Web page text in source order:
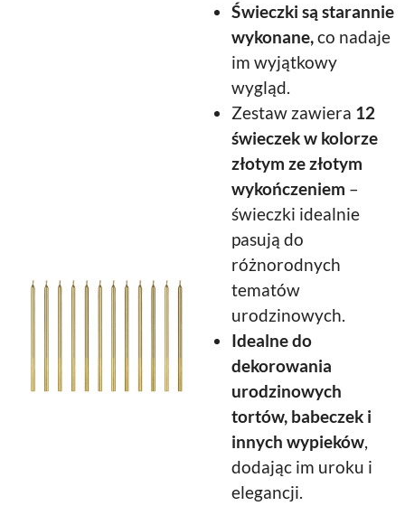
Świeczki są starannie
wykonane,co nadaje
im wyjątkowy
wygląd.
Zestaw zawiera 12
świeczek w kolorze
złotym ze złotym
wykończeniem –
świeczki idealnie
pasują do
różnorodnych
tematów
urodzinowych.
Idealne do
dekorowania
urodzinowych
tortów, babeczek i
innych wypieków,
dodając im uroku i
elegancji.